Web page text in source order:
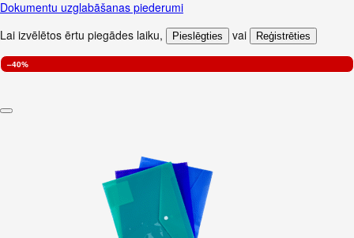
Dokumentu uzglabāšanas piederumi
Lai izvēlētos ērtu piegādes laiku, Pieslēgties vai Reģistrēties
–40%